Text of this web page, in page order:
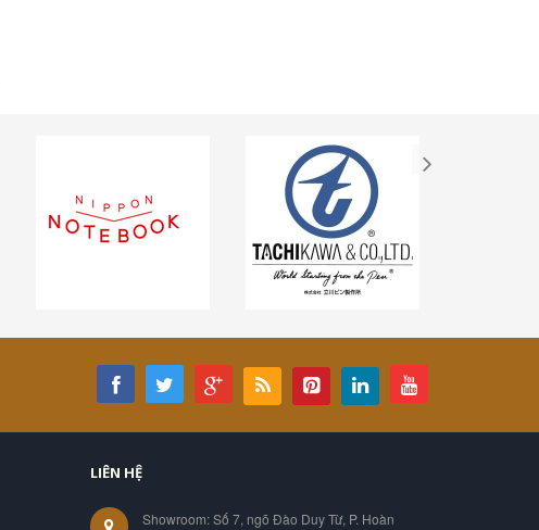
LIÊN HỆ
Showroom: Số 7, ngõ Đào Duy Từ, P. Hoàn